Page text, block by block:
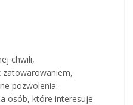
chwili,
zatowarowaniem,
pozwolenia.
osób, które interesuje